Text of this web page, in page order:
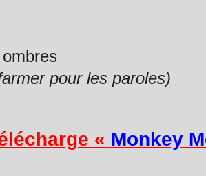
pour les paroles)
« Monkey